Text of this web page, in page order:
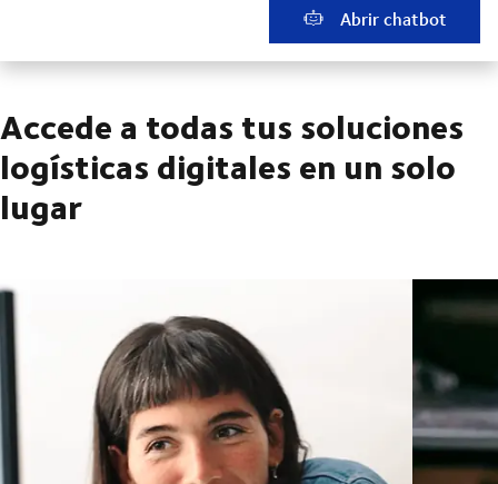
Abrir chatbot
Accede a todas tus soluciones
logísticas digitales en un solo
lugar